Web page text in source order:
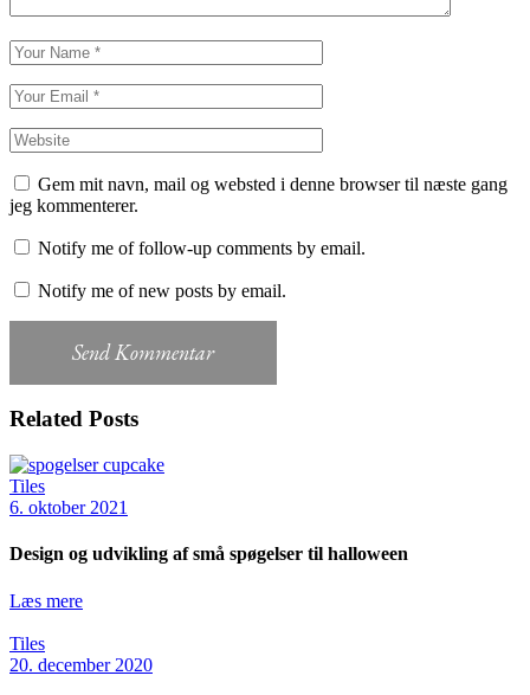
Gem mit navn, mail og websted i denne browser til næste gang
jeg kommenterer.
Notify me of follow-up comments by email.
Notify me of new posts by email.
Send Kommentar
Related Posts
Tiles
6. oktober 2021
Design og udvikling af små spøgelser til halloween
Læs mere
Tiles
20. december 2020